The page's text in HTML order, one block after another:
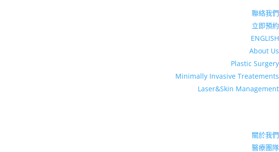
聯絡我們
立即預約
ENGLISH
About Us
Plastic Surgery
Minimally Invasive Treatements
Laser&Skin Management
關於我們
醫療團隊